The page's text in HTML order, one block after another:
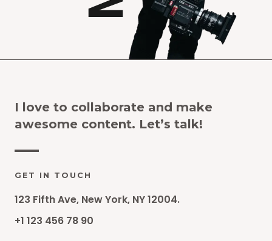
I love to collaborate and make
awesome content. Let’s talk!
GET IN TOUCH
123 Fifth Ave, New York, NY 12004.
+1 123 456 78 90